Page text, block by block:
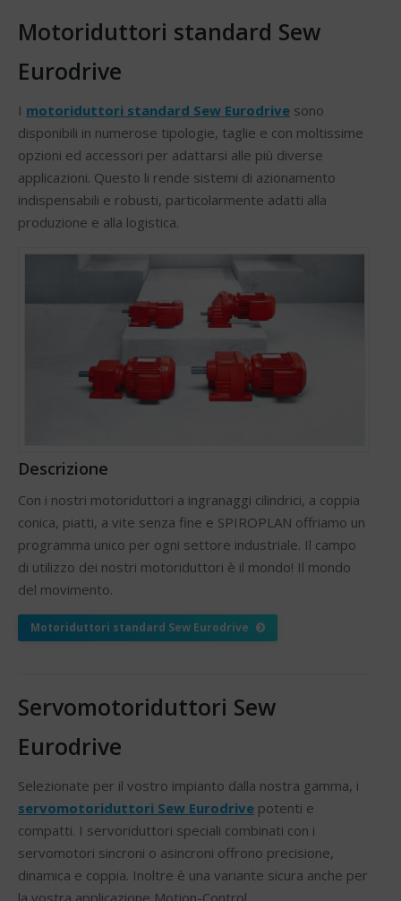
Motoriduttori standard Sew
Eurodrive
I motoriduttori standard Sew Eurodrive sono
disponibili in numerose tipologie, taglie e con moltissime
opzioni ed accessori per adattarsi alle più diverse
applicazioni. Questo li rende sistemi di azionamento
indispensabili e robusti, particolarmente adatti alla
produzione e alla logistica.
Descrizione
Con i nostri motoriduttori a ingranaggi cilindrici, a coppia
conica, piatti, a vite senza fine e SPIROPLAN offriamo un
programma unico per ogni settore industriale. Il campo
di utilizzo dei nostri motoriduttori è il mondo! Il mondo
del movimento.
Motoriduttori standard Sew Eurodrive
Servomotoriduttori Sew
Eurodrive
Selezionate per il vostro impianto dalla nostra gamma, i
servomotoriduttori Sew Eurodrive potenti e
compatti. I servoriduttori speciali combinati con i
servomotori sincroni o asincroni offrono precisione,
dinamica e coppia. Inoltre è una variante sicura anche per
la vostra applicazione Motion-Control.